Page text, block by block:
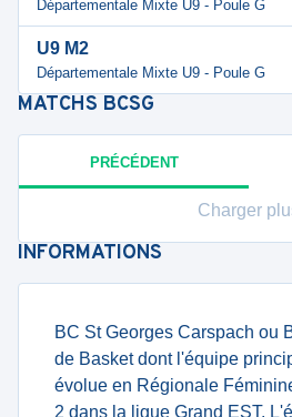
Départementale Mixte U9 - Poule G
U9 M2
Départementale Mixte U9 - Poule G
MATCHS BCSG
PRÉCÉDENT
Charger
INFORMATIONS
BC St Georges Carspach ou
de Basket dont l'équipe
évolue en Régionale
2 dans la ligue Grand EST.